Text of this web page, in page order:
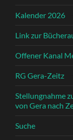
Kalender 2026
Link zur
Offener Kanal
RG Gera-Zeitz
Stellungnahme
von Gera nach
Suche